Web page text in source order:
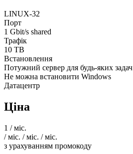
LINUX-32
Порт
1 Gbit/s shared
Трафік
10 TB
Встановлення
Потужний сервер для будь-яких задач
Не можна встановити Windows
Датацентр
Ціна
1 / міс.
/ міс. / міс. / міс.
з урахуванням промокоду